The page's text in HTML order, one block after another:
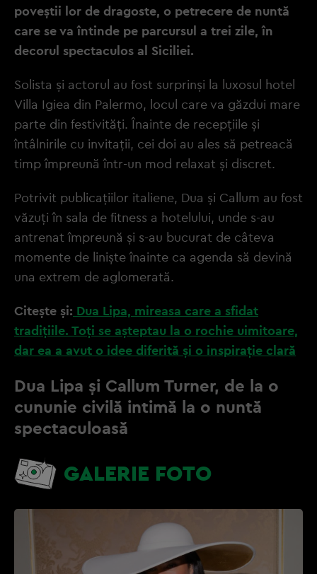
poveștii lor de dragoste, o petrecere de nuntă
care se va întinde pe parcursul a trei zile, în
decorul spectaculos al Siciliei.
Solista și actorul au fost surprinși la luxosul hotel
Villa Igiea din Palermo, locul care va găzdui mare
parte din festivități. Înainte de recepțiile și
întâlnirile cu invitații, cei doi au ales să petreacă
timp împreună într-un mod relaxat și discret.
Potrivit publicațiilor italiene, Dua și Callum au fost
văzuți în sala de fitness a hotelului, unde s-au
antrenat împreună și s-au bucurat de câteva
momente de liniște înainte ca agenda să devină
una extrem de aglomerată.
Citește și: Dua Lipa, mireasa care a sfidat
tradițiile. Toți se așteptau la o rochie uimitoare,
dar ea a avut o idee diferită și o inspirație clară
Dua Lipa și Callum Turner, de la o
cununie civilă intimă la o nuntă
spectaculoasă
GALERIE FOTO